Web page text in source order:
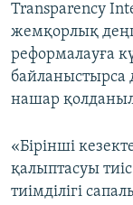
Transparency
жемқорлық
реформалауға
байланыстырса
нашар
«Бірінші
қалыптасуы
тиімділігі